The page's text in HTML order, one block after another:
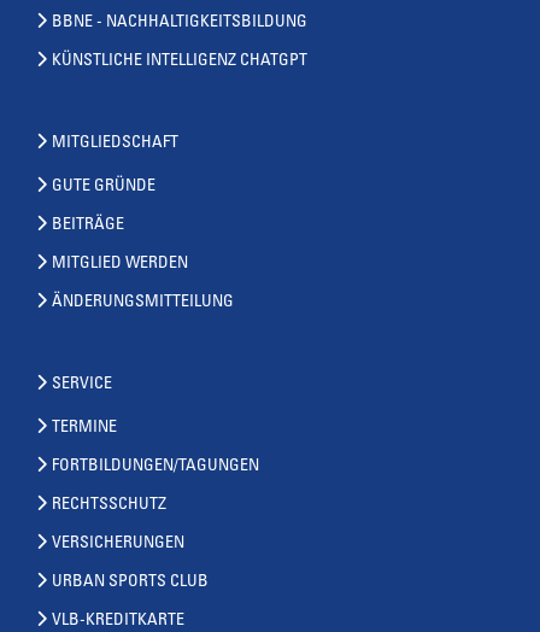
BBNE - NACHHALTIGKEITSBILDUNG
KÜNSTLICHE INTELLIGENZ CHATGPT
MITGLIEDSCHAFT
GUTE GRÜNDE
BEITRÄGE
MITGLIED WERDEN
ÄNDERUNGSMITTEILUNG
SERVICE
TERMINE
FORTBILDUNGEN/TAGUNGEN
RECHTSSCHUTZ
VERSICHERUNGEN
URBAN SPORTS CLUB
VLB-KREDITKARTE